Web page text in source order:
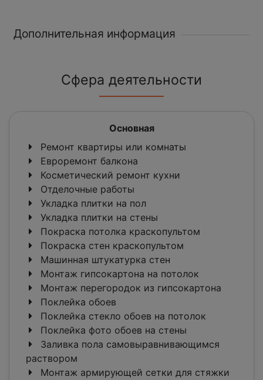
Дополнительная информация
Сфера деятельности
Основная
Ремонт квартиры или комнаты
Евроремонт балкона
Косметический ремонт кухни
Отделочные работы
Укладка плитки на пол
Укладка плитки на стены
Покраска потолка краскопультом
Покраска стен краскопультом
Машинная штукатурка стен
Монтаж гипсокартона на потолок
Монтаж перегородок из гипсокартона
Поклейка обоев
Поклейка стекло обоев на потолок
Поклейка фото обоев на стены
Заливка пола самовыравнивающимся
раствором
Монтаж армирующей сетки для стяжки